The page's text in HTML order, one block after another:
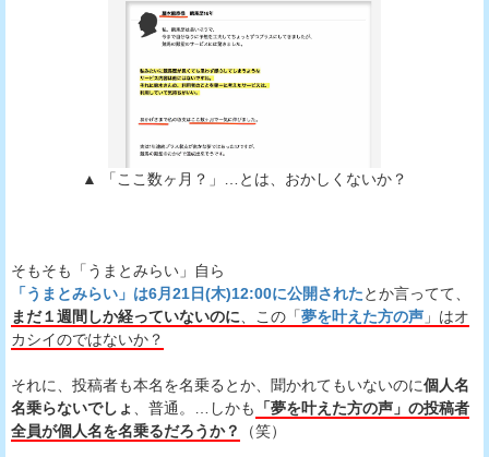
▲ 「ここ数ヶ月？」…とは、おかしくないか？
そもそも「うまとみらい」自ら
「うまとみらい」は6月21日(木)12:00に公開されたとか言ってて、
まだ１週間しか経っていないのに 、この「夢を叶えた方の声 」はオ
カシイのではないか？
それに、投稿者も本名を名乗るとか、聞かれてもいないのに個人名
名乗らないでしょ
、普通。…しかも
「夢を叶えた方の声」の投稿者
全員が個人名を名乗るだろうか？
（笑）